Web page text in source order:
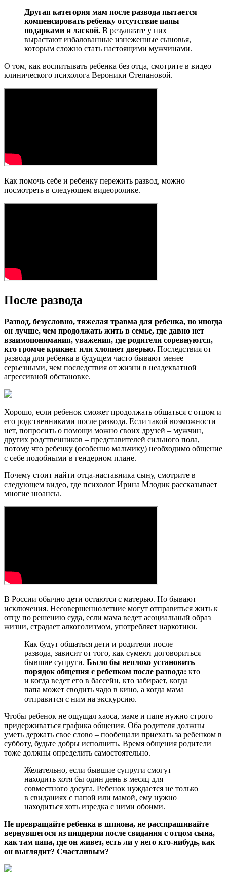
Другая категория мам после развода пытается
компенсировать ребенку отсутствие папы
подарками и лаской. В результате у них
вырастают избалованные изнеженные сыновья,
которым сложно стать настоящими мужчинами.
О том, как воспитывать ребенка без отца, смотрите в видео
клинического психолога Вероники Степановой.
Как помочь себе и ребенку пережить развод, можно
посмотреть в следующем видеоролике.
После развода
Развод, безусловно, тяжелая травма для ребенка, но иногда
он лучше, чем продолжать жить в семье, где давно нет
взаимопонимания, уважения, где родители соревнуются,
кто громче крикнет или хлопнет дверью. Последствия от
развода для ребенка в будущем часто бывают менее
серьезными, чем последствия от жизни в неадекватной
агрессивной обстановке.
Хорошо, если ребенок сможет продолжать общаться с отцом и
его родственниками после развода. Если такой возможности
нет, попросить о помощи можно своих друзей – мужчин,
других родственников – представителей сильного пола,
потому что ребенку (особенно мальчику) необходимо общение
с себе подобными в гендерном плане.
Почему стоит найти отца-наставника сыну, смотрите в
следующем видео, где психолог Ирина Млодик рассказывает
многие нюансы.
В России обычно дети остаются с матерью. Но бывают
исключения. Несовершеннолетние могут отправиться жить к
отцу по решению суда, если мама ведет асоциальный образ
жизни, страдает алкоголизмом, употребляет наркотики.
Как будут общаться дети и родители после
развода, зависит от того, как сумеют договориться
бывшие супруги. Было бы неплохо установить
порядок общения с ребенком после развода: кто
и когда ведет его в бассейн, кто забирает, когда
папа может сводить чадо в кино, а когда мама
отправится с ним на экскурсию.
Чтобы ребенок не ощущал хаоса, маме и папе нужно строго
придерживаться графика общения. Оба родителя должны
уметь держать свое слово – пообещали приехать за ребенком в
субботу, будьте добры исполнить. Время общения родители
тоже должны определить самостоятельно.
Желательно, если бывшие супруги смогут
находить хотя бы один день в месяц для
совместного досуга. Ребенок нуждается не только
в свиданиях с папой или мамой, ему нужно
находиться хоть изредка с ними обоими.
Не превращайте ребенка в шпиона, не расспрашивайте
вернувшегося из пиццерии после свидания с отцом сына,
как там папа, где он живет, есть ли у него кто-нибудь, как
он выглядит? Счастливым?